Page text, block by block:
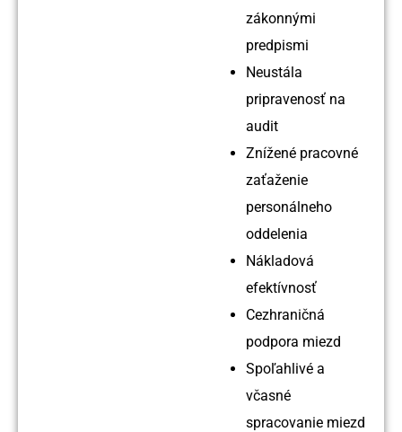
zákonnými
predpismi
Neustála
pripravenosť na
audit
Znížené pracovné
zaťaženie
personálneho
oddelenia
Nákladová
efektívnosť
Cezhraničná
podpora miezd
Spoľahlivé a
včasné
spracovanie miezd